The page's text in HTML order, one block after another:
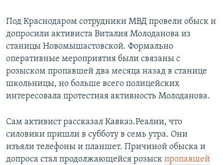
Под Краснодаром сотрудники МВД провели обыск и
допросили активиста Виталия Молоданова из
станицы Новомышастовской. Формально
оперативные мероприятия были связаны с
розыском пропавшей два месяца назад в станице
школьницы, но больше всего полицейских
интересовала протестная активность Молоданова.
Сам активист рассказал Кавказ.Реалии, что
силовики пришли в субботу в семь утра. Они
изъяли телефоны и планшет. Причиной обыска и
допроса стал продолжающейся розыск пропавшей